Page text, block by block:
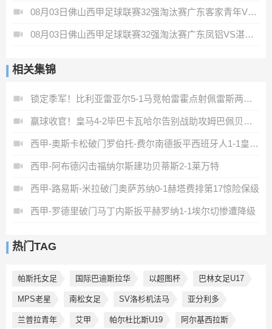
08月03日佛山西甲足球联赛32强淘汰赛广东客家青年VS广州英华思力U17全场录像
08月03日佛山西甲足球联赛32强淘汰赛广东凤铝VS湛江八部科技全场录像
相关集锦
锁定季军！比利亚雷亚尔5-1马竞帕雷霍点射佩雷斯两射一传
赢球收官！皇马4-2毕巴卡瓦哈尔告别战助攻姆巴佩贝林厄姆破门
西甲-奥斯卡松破门罗伯托-费尔南德扳平西班牙人1-1皇家社会
西甲-阿布德闪击福纳尔斯建功贝蒂斯2-1莱万特
西甲-路易斯-米拉破门奥萨苏纳0-1赫塔费排第17惊险保级
西甲-罗德里破门马丁内斯扳平赫罗纳1-1埃尔切惨遭降级
热门TAG
帕斯托女足 国际巴迪斯拉华 以超图杯 巴林女足U17
MPS老星 南松女足 SV洛杉机法马 亚分利多
兰普拉青年 艾甲 帕尔杜比斯U19 阿尔基西拉斯